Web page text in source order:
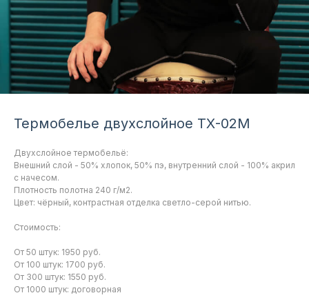
Термобелье двухслойное ТХ-02М
Двухслойное термобельё:
Внешний слой - 50% хлопок, 50% пэ, внутренний слой - 100% акрил
с начесом.
Плотность полотна 240 г/м2.
Цвет: чёрный, контрастная отделка светло-серой нитью.
Стоимость:
От 50 штук: 1950 руб.
От 100 штук: 1700 руб.
От 300 штук: 1550 руб.
От 1000 штук: договорная